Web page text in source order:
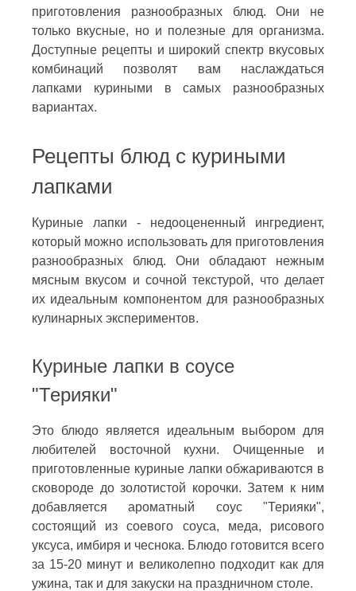
приготовления разнообразных блюд. Они не
только вкусные, но и полезные для организма.
Доступные рецепты и широкий спектр вкусовых
комбинаций позволят вам наслаждаться
лапками куриными в самых разнообразных
вариантах.
Рецепты блюд с куриными
лапками
Куриные лапки - недооцененный ингредиент,
который можно использовать для приготовления
разнообразных блюд. Они обладают нежным
мясным вкусом и сочной текстурой, что делает
их идеальным компонентом для разнообразных
кулинарных экспериментов.
Куриные лапки в соусе
"Терияки"
Это блюдо является идеальным выбором для
любителей восточной кухни. Очищенные и
приготовленные куриные лапки обжариваются в
сковороде до золотистой корочки. Затем к ним
добавляется ароматный соус "Терияки",
состоящий из соевого соуса, меда, рисового
уксуса, имбиря и чеснока. Блюдо готовится всего
за 15-20 минут и великолепно подходит как для
ужина, так и для закуски на праздничном столе.